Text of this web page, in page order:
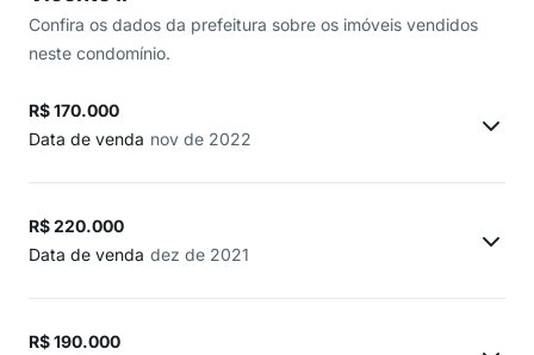
Confira os dados da prefeitura sobre os imóveis vendidos
neste condomínio.
R$ 170.000
Data de venda nov de 2022
R$ 220.000
Data de venda dez de 2021
R$ 190.000